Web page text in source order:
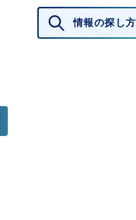
情報の探し方